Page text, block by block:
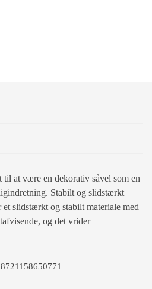
at være en dekorativ såvel som en
Stabilt og slidstærkt
slidstærkt og stabilt materiale med
og det vrider
8721158650771